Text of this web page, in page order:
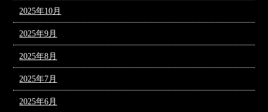
2025年10月
2025年9月
2025年8月
2025年7月
2025年6月